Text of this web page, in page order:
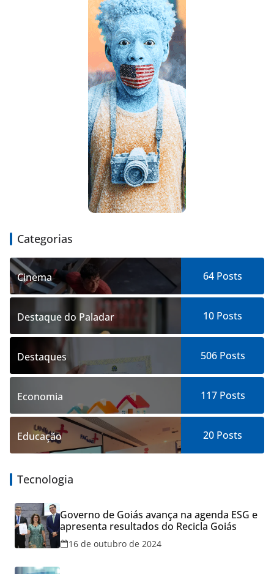
Categorias
Cinema 64 Posts
Destaque do Paladar 10 Posts
Destaques 506Posts
Economia 117Posts
Educação 20 Posts
Tecnologia
Governo de Goiás avança na agenda ESG e
apresenta resultados do Recicla Goiás
16 de outubro de 2024